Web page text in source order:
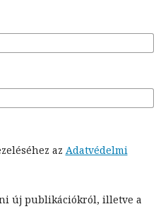
az Adatvédelmi